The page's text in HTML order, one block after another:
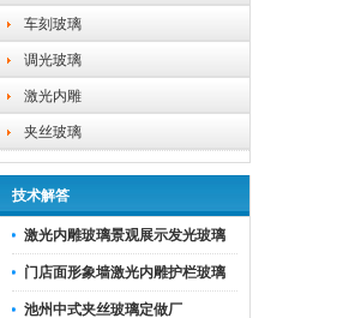
车刻玻璃
调光玻璃
激光内雕
夹丝玻璃
技术解答
激光内雕玻璃景观展示发光玻璃
门店面形象墙激光内雕护栏玻璃
池州中式夹丝玻璃定做厂